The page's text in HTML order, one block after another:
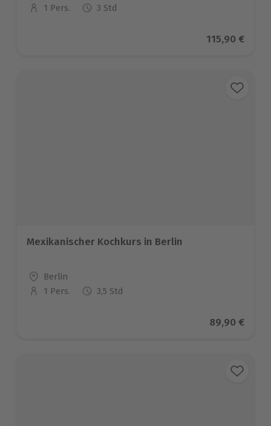
Anzahl der Teilnehmer
1 Pers. 3 Std
Aktueller
115,90 €
Mexikanischer Kochkurs in Berlin
Standort
Berlin
Anzahl der Teilnehmer
1 Pers. 3,5 Std
Aktueller
89,90 €